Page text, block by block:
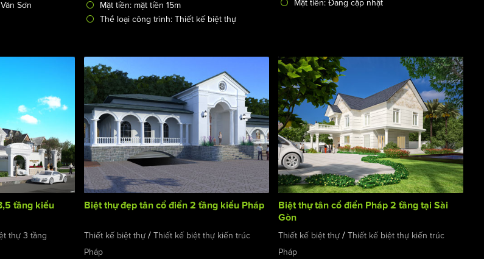
Sơn
Mặt tiền: mặt tiền 15m
Thể loại công trình: Thiết kế biệt thự
Mặt tiền: Đang cập nhật
tầng kiểu
thự 3 tầng
Biệt thự đẹp tân cổ điển 2 tầng kiểu Pháp
Thiết kế biệt thự/ Thiết kế biệt thự kiến trúc
Pháp
Biệt thự tân cổ điển Pháp 2 tầng tại Sài
Gòn
Thiết kế biệt thự /Thiết kế biệt thự kiến trúc
Pháp